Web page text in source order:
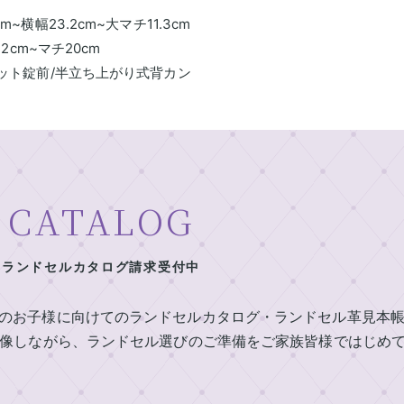
横幅23.2cm~大マチ11.3cm
マチ20cm
ト錠前/半立ち上がり式背カン
CATALOG
ランドセルカタログ請求受付中
様に向けてのランドセルカタログ・ランドセル革見本
しながら、ランドセル選びのご準備をご家族皆様ではじめ